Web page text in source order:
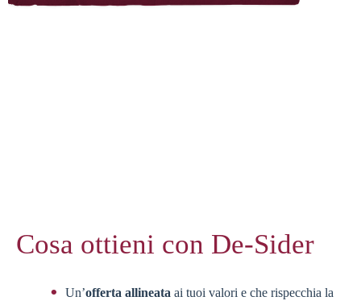
Cosa ottieni con De-Sider
Un’offerta allineata ai tuoi valori e che rispecchia la